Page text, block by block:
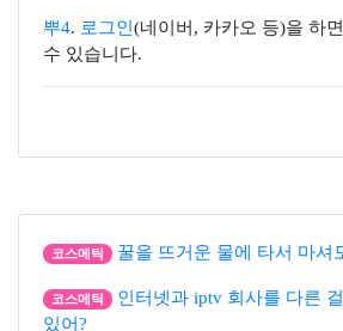
뿌4. 로그인 (네이버, 카카오 등)을 하
수 있습니다.
코스메틱 꿀을 뜨거운 물에 타서 마셔
코스메틱
인터넷과 iptv 회사를 다른
있어?